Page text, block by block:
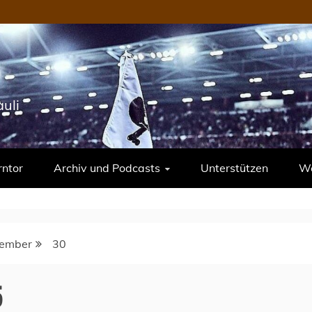
Archiv und Podcasts Unterstützen
30